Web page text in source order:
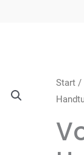
Start/